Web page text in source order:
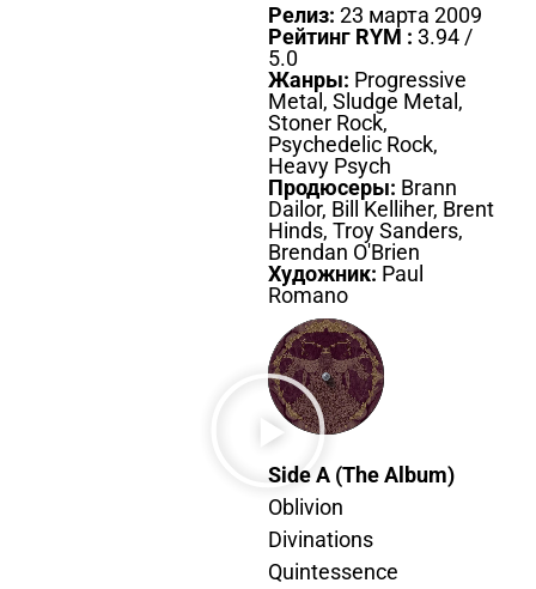
Релиз: 23 марта 2009
Рейтинг RYM : 3.94 /
5.0
Жанры: Progressive
Metal, Sludge Metal,
Stoner Rock,
Psychedelic Rock,
Heavy Psych
Продюсеры: Brann
Dailor, Bill Kelliher, Brent
Hinds, Troy Sanders,
Brendan O'Brien
Художник: Paul
Romano
Side A (The Album)
Oblivion
Divinations
Quintessence